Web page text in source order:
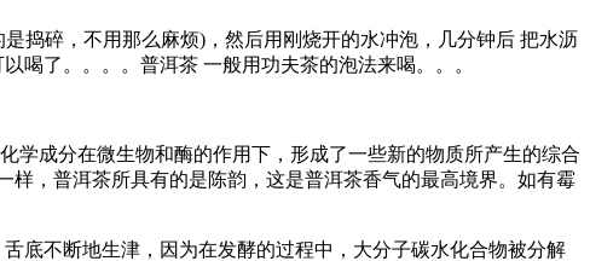
碎，不用那么麻烦)，然后用刚烧开的水冲泡，几分钟后 把水沥
喝了。。。。普洱茶 一般用功夫茶的泡法来喝。。。
成分在微生物和酶的作用下，形成了一些新的物质所产生的综合
样，普洱茶所具有的是陈韵，这是普洱茶香气的最高境界。如有霉
不断地生津，因为在发酵的过程中，大分子碳水化合物被分解